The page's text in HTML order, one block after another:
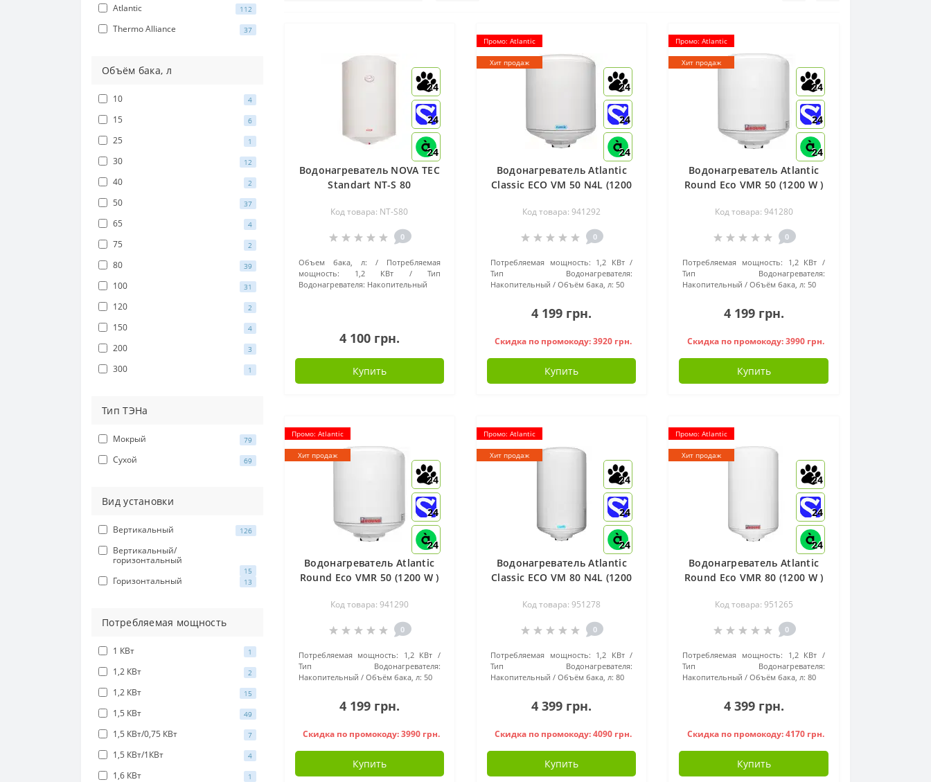
Atlantic 112
Thermo Alliance 37
Объём бака, л
10 4
15 6
25 1
30 12
40 2
50 37
65 4
75 2
80 39
100 31
120 2
150 4
200 3
300 1
Тип ТЭНа
Мокрый 79
Сухой 69
Вид установки
Вертикальный 126
Вертикальный/
горизонтальный
15
Горизонтальный 13
Потребляемая мощность
1 КВт 1
1,2 КВт 2
1,2 КВт 15
1,5 КВт 49
1,5 КВт/0,75 КВт 7
1,5 КВт/1КВт 4
1,6 КВт 1
24
24
24
Водонагреватель NOVA TEC
Standart NT-S 80
Код товара: NT-S80
0
Объем бака, л:
Потребляемая
мощность:
1,2 КВт
Тип
Водонагревателя: Накопительный
4 100 грн.
Купить
Промо: Atlantic
Хит продаж
24
24
24
Водонагреватель Atlantic
Classic ECO VM 50 N4L (1200
Код товара: 941292
0
Потребляемая мощность: 1,2 КВт
Тип Водонагревателя:
Накопительный
Объём бака, л: 50
4 199 грн.
Скидка по промокоду: 3920 грн.
Купить
Промо: Atlantic
Хит продаж
24
24
24
Водонагреватель Atlantic
Round Eco VMR 50 (1200 W )
Код товара: 941280
0
Потребляемая мощность:
1,2 КВт
Тип Водонагревателя:
Накопительный
Объём бака, л: 50
4 199 грн.
Скидка по промокоду: 3990 грн.
Купить
Промо: Atlantic
Хит продаж
24
24
24
Водонагреватель Atlantic
Round Eco VMR 50 (1200 W )
Код товара: 941290
0
Потребляемая мощность:
1,2 КВт
Тип Водонагревателя:
Накопительный
Объём бака, л: 50
4 199 грн.
Скидка по промокоду: 3990 грн.
Купить
Промо: Atlantic
Хит продаж
24
24
24
Водонагреватель Atlantic
Classic ECO VM 80 N4L (1200
Код товара: 951278
0
Потребляемая мощность: 1,2 КВт
Тип Водонагревателя:
Накопительный
Объём бака, л: 80
4 399 грн.
Скидка по промокоду: 4090 грн.
Купить
Промо: Atlantic
Хит продаж
24
24
24
Водонагреватель Atlantic
Round Eco VMR 80 (1200 W )
Код товара: 951265
0
Потребляемая мощность:
1,2 КВт
Тип Водонагревателя:
Накопительный
Объём бака, л: 80
4 399 грн.
Скидка по промокоду: 4170 грн.
Купить